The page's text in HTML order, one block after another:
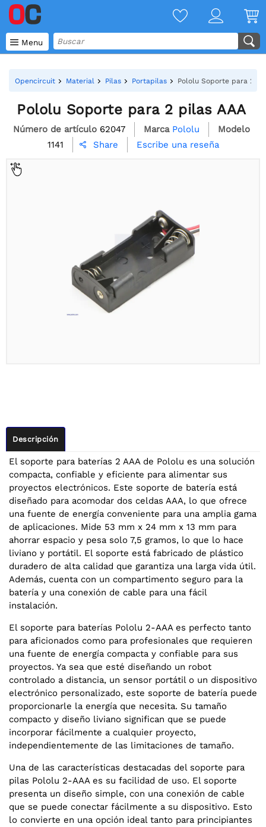
 Menu
Opencircuit Material Pilas Portapilas Pololu Soporte para 2
Pololu Soporte para 2 pilas AAA
Número de artículo 62047 Marca Pololu
Modelo
1141
 Share Escribe una reseña
Descripción
El soporte para baterías 2 AAA de Pololu es una solución
compacta, confiable y eficiente para alimentar sus
proyectos electrónicos. Este soporte de batería está
diseñado para acomodar dos celdas AAA, lo que ofrece
una fuente de energía conveniente para una amplia gama
de aplicaciones. Mide 53 mm x 24 mm x 13 mm para
ahorrar espacio y pesa solo 7,5 gramos, lo que lo hace
liviano y portátil. El soporte está fabricado de plástico
duradero de alta calidad que garantiza una larga vida útil.
Además, cuenta con un compartimento seguro para la
batería y una conexión de cable para una fácil
instalación.
El soporte para baterías Pololu 2-AAA es perfecto tanto
para aficionados como para profesionales que requieren
una fuente de energía compacta y confiable para sus
proyectos. Ya sea que esté diseñando un robot
controlado a distancia, un sensor portátil o un dispositivo
electrónico personalizado, este soporte de batería puede
proporcionarle la energía que necesita. Su tamaño
compacto y diseño liviano significan que se puede
incorporar fácilmente a cualquier proyecto,
independientemente de las limitaciones de tamaño.
Una de las características destacadas del soporte para
pilas Pololu 2-AAA es su facilidad de uso. El soporte
presenta un diseño simple, con una conexión de cable
que se puede conectar fácilmente a su dispositivo. Esto
lo convierte en una opción ideal tanto para principiantes